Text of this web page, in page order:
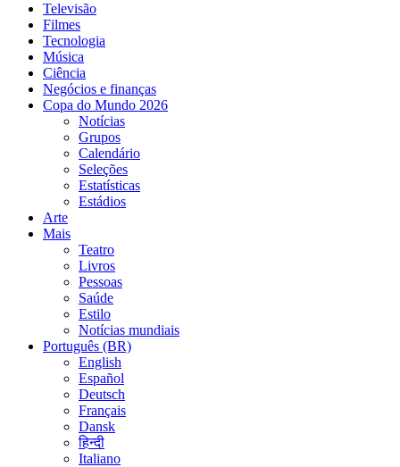
Televisão
Filmes
Tecnologia
Música
Ciência
Negócios e finanças
Copa do Mundo 2026
Notícias
Grupos
Calendário
Seleções
Estatísticas
Estádios
Arte
Mais
Teatro
Livros
Pessoas
Saúde
Estilo
Notícias mundiais
Português (BR)
English
Español
Deutsch
Français
Dansk
हिन्दी
Italiano